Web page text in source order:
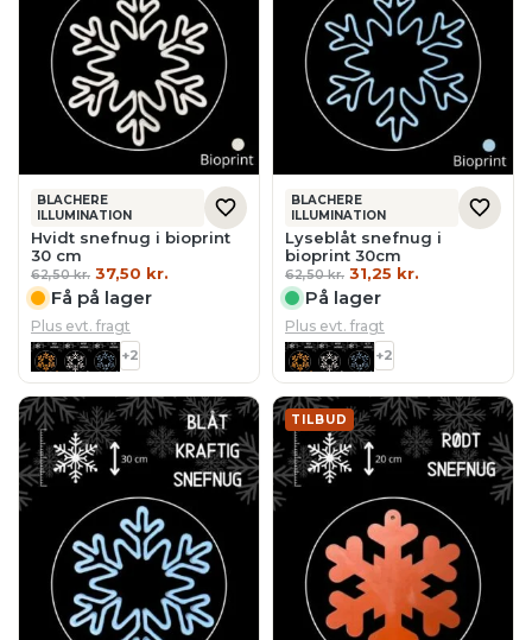
BLACHERE
ILLUMINATION
Hvidt snefnug i bioprint
30 cm
62,50kr. Den
oprindelige
pris
var:
62,50 kr..
37,50 kr.
Få på lager
Plus evt. fragt
+2
BLACHERE
ILLUMINATION
Lyseblåt snefnug i
bioprint 30cm
62,50kr. Den
pris
var:
62,50 kr..
31,25 kr.
På lager
Plus evt. fragt
+2
TILBUD